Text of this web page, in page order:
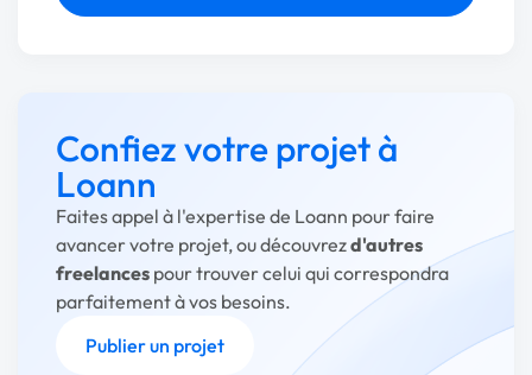
Confiez votre projet à
Loann
Faites appel à l'expertise de Loann pour faire
avancer votre projet, ou découvrezd'autres
freelances pour trouver celui qui correspondra
parfaitement à vos besoins.
Publier un projet